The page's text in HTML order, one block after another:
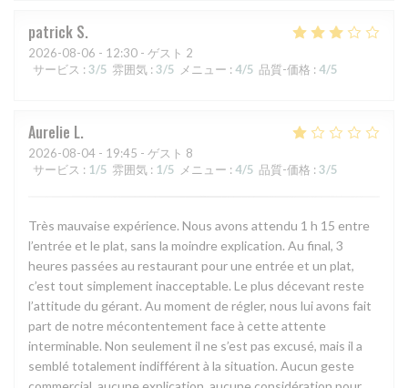
patrick S
2026-08-06 - 12:30 - ゲスト 2
サービス : 3/5 雰囲気 : 3/5 メニュー : 4/5 品質-価格 : 4/5
Aurelie L
2026-08-04 - 19:45 - ゲスト 8
サービス : 1/5 雰囲気 : 1/5 メニュー : 4/5 品質-価格 : 3/5
Très mauvaise expérience. Nous avons attendu 1 h 15 entre
l’entrée et le plat, sans la moindre explication. Au final, 3
heures passées au restaurant pour une entrée et un plat,
c’est tout simplement inacceptable. Le plus décevant reste
l’attitude du gérant. Au moment de régler, nous lui avons fait
part de notre mécontentement face à cette attente
interminable. Non seulement il ne s’est pas excusé, mais il a
semblé totalement indifférent à la situation. Aucun geste